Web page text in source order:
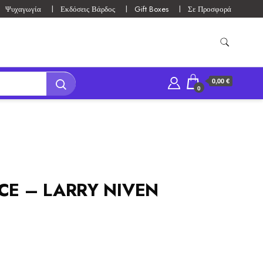
Ψυχαγωγία Εκδόσεις Βάρδος Gift Boxes Σε Προσφορά
0
0,00 €
– LARRY NIVEN